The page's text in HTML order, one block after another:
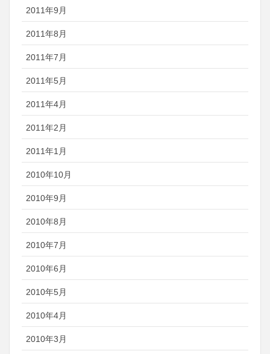
2011年9月
2011年8月
2011年7月
2011年5月
2011年4月
2011年2月
2011年1月
2010年10月
2010年9月
2010年8月
2010年7月
2010年6月
2010年5月
2010年4月
2010年3月